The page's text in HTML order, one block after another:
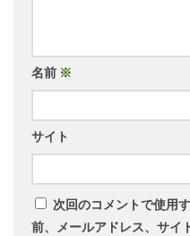
名前 ※
サイト
次回のコメントで使用
前、メールアドレス、サイ